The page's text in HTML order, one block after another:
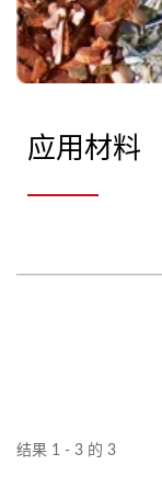
应用材料
结果 1 - 3 的 3